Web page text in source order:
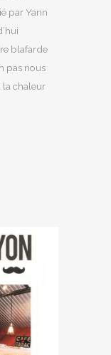
par Yann
blafarde
pas nous
la chaleur